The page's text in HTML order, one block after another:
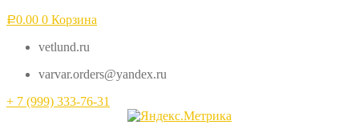
Р0.00 0 Корзина
vetlund.ru
varvar.orders@yandex.ru
+ 7 (999) 333-76-31